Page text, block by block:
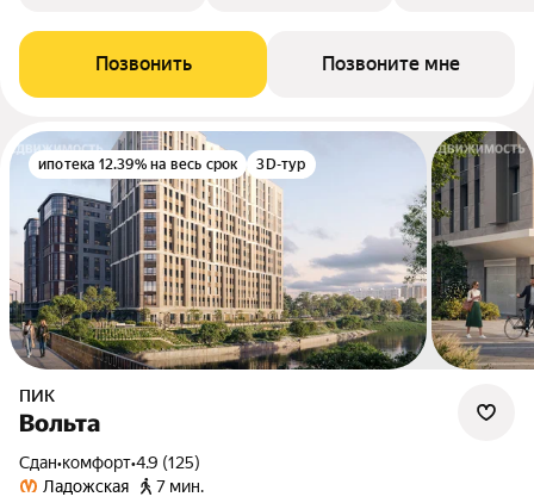
Позвонить Позвоните мне
ипотека 12.39% на весь срок 3D-тур
ПИК
Вольта
Сдан•комфорт•4.9 (125)
Ладожская
7 мин.